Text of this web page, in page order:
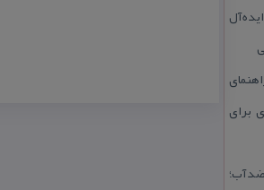
برای